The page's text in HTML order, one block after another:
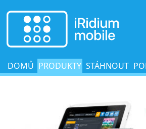
DOMŮ PRODUKTY STÁHNOUT